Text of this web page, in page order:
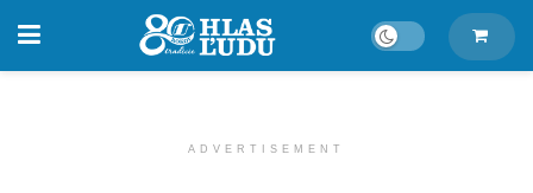
ADVERTISEMENT